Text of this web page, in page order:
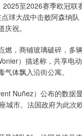
至2026赛季欧冠
点球大战中击败阿森纳
祝。
，商铺玻璃破碎，多
）描述称，共享电
体飘入沿街公寓。
Nuñez）公布的数
城市。法国政府为此